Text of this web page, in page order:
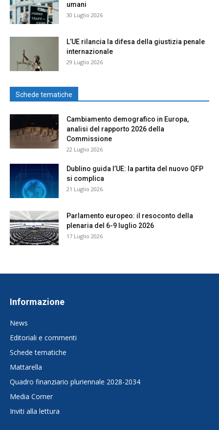
umani
30 Luglio 2026
L’UE rilancia la difesa della giustizia penale
internazionale
29 Luglio 2026
Schede tematiche
Cambiamento demografico in Europa,
analisi del rapporto 2026 della
Commissione
22 Luglio 2026
Dublino guida l’UE: la partita del nuovo QFP
si complica
21 Luglio 2026
Parlamento europeo: il resoconto della
plenaria del 6-9 luglio 2026
17 Luglio 2026
Informazione
News
Editoriali e commenti
Schede tematiche
Mattarella
Quadro finanziario pluriennale 2028-2034
Media Corner
Inviti alla lettura